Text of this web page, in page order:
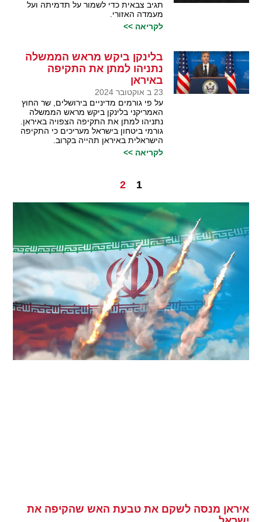
תגיב צבאית כדי לשמור על תדמיתה ועל
מעמדה האזורי.
לקריאה >>
בלינקן ביקש מראש הממשלה
נתניהו למתן את התקיפה
באיראן
23 ב אוקטובר 2024
על פי גורמים מדיניים בירושלים, שר החוץ
האמריקני בלינקן ביקש מראש הממשלה
נתניהו למתן את התקיפה הצפויה באיראן.
גורמי ביטחון בישראל מעריכים כי התקיפה
הישראלית באיראן תהייה בקרוב.
לקריאה >>
1
2
איראן מנסה לשקם את טבעת האש שהקיפה את